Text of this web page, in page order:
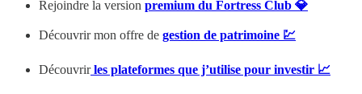
Rejoindre la version premium du Fortress Club 💎
Découvrir mon offre de gestion de patrimoine 💹
Découvrirles plateformes que j’utilise pour investir 📈